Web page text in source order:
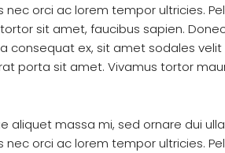
orci ac lorem tempor ultricies.
sit amet, faucibus sapien.
consequat ex, sit amet sodales
porta sit amet. Vivamus tortor
aliquet massa mi, sed ornare dui
orci ac lorem tempor ultricies.